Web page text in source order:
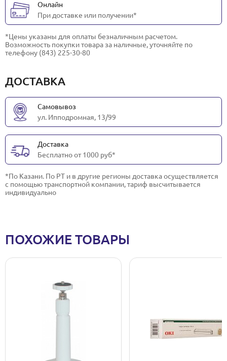
Онлайн
При доставке или получении*
*Цены указаны для оплаты безналичным расчетом.
Возможность покупки товара за наличные, уточняйте по
телефону (843) 225-30-80
ДОСТАВКА
Самовывоз
ул. Ипподромная, 13/99
Доставка
Бесплатно от 1000 руб*
*По Казани. По РТ и в другие регионы доставка осуществляется
с помощью транспортной компании, тариф высчитывается
индивидуально
ПОХОЖИЕ ТОВАРЫ